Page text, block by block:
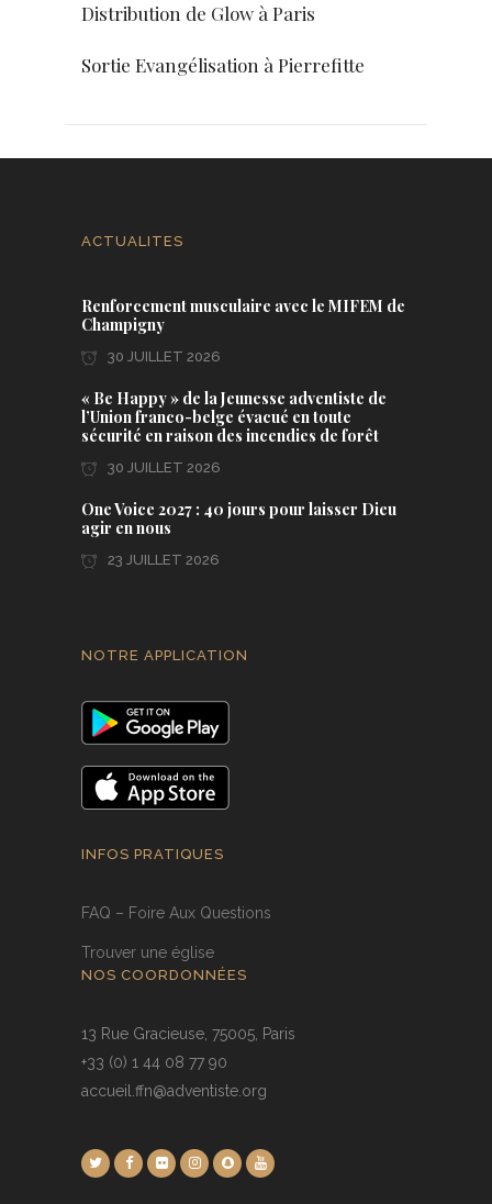
Distribution de Glow à Paris
Sortie Evangélisation à Pierrefitte
ACTUALITES
Renforcement musculaire avec le MIFEM de
Champigny
30 JUILLET 2026
« Be Happy » de la Jeunesse adventiste de
l’Union franco-belge évacué en toute
sécurité en raison des incendies de forêt
30 JUILLET 2026
One Voice 2027 : 40 jours pour laisser Dieu
agir en nous
23 JUILLET 2026
NOTRE APPLICATION
INFOS PRATIQUES
FAQ – Foire Aux Questions
Trouver une église
NOS COORDONNÉES
13 Rue Gracieuse, 75005, Paris
+33 (0) 1 44 08 77 90
accueil.ffn@adventiste.org